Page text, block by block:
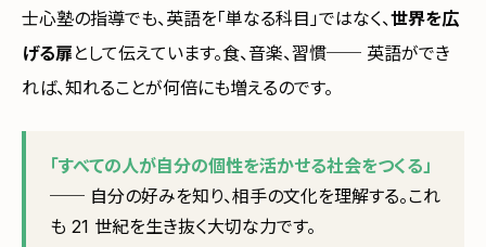
士心塾の指導でも、英語を「単なる科目」ではなく、世界を広
げる扉 として伝えています。食、音楽、習慣── 英語ができ
れば、知れることが何倍にも増えるのです。
「すべての人が自分の個性を活かせる社会をつくる」
── 自分の好みを知り、相手の文化を理解する。これ
も 21 世紀を生き抜く大切な力です。